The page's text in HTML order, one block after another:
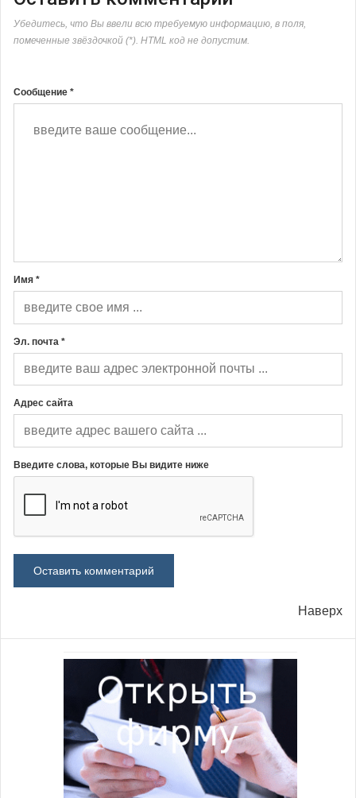
Убедитесь, что Вы ввели всю требуемую информацию, в поля,
помеченные звёздочкой (*). HTML код не допустим.
Сообщение *
Имя *
Эл. почта *
Адрес сайта
Введите слова, которые Вы видите ниже
Наверх